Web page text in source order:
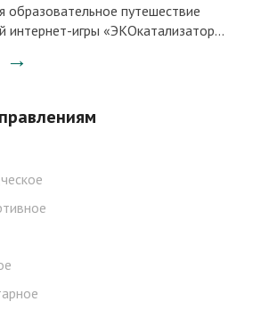
образовательное путешествие
интернет-игры «ЭКОкатализатор...